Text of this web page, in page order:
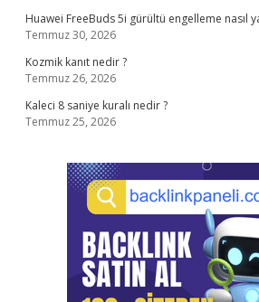
Huawei FreeBuds 5i gürültü engelleme nasıl
Temmuz 30, 2026
Kozmik kanıt nedir ?
Temmuz 26, 2026
Kaleci 8 saniye kuralı nedir ?
Temmuz 25, 2026